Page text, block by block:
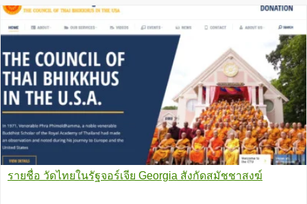
รายชื่อ วัดไทยในรัฐจอร์เจีย Georgia สังกัดสมัชชาสงฆ์